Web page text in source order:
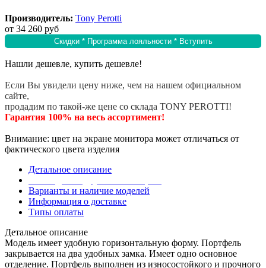
Производитель: Tony Perotti
от 34 260 руб
Скидки * Программа лояльности * Вступить
Нашли дешевле, купить дешевле!
Если Вы увидели цену ниже, чем на нашем официальном
сайте,
продадим по такой-же цене со склада TONY PEROTTI!
Гарантия 100% на весь ассортимент!
Внимание: цвет на экране монитора может отличаться от
фактического цвета изделия
Детальное описание
Варианты и наличие моделей
Информация о доставке
Типы оплаты
Детальное описание
Модель имеет удобную горизонтальную форму. Портфель
закрывается на два удобных замка. Имеет одно основное
отделение. Портфель выполнен из износостойкого и прочного